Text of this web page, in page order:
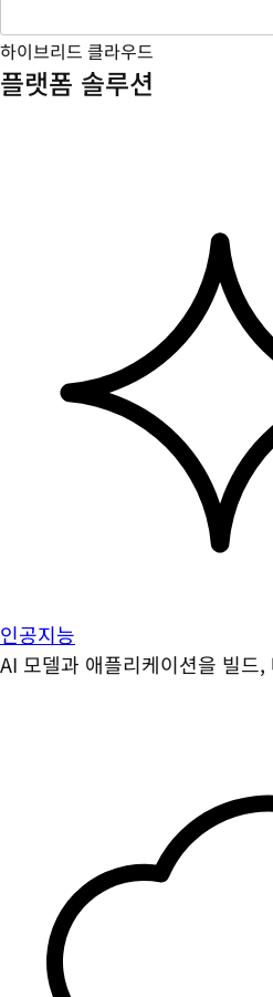
하이브리드 클라우드
플랫폼 솔루션
인공지능
AI 모델과 애플리케이션을 빌드